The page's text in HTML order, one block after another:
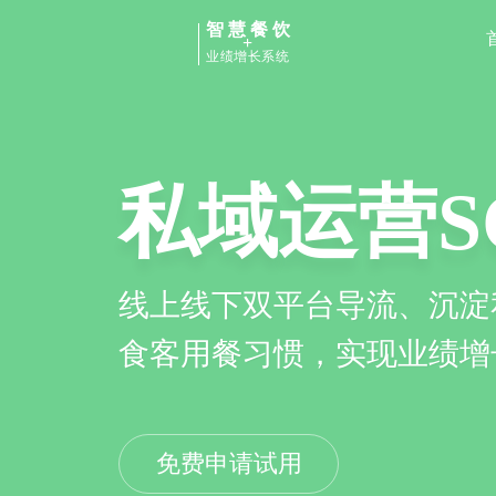
智慧餐饮
+
业绩增长系统
私域运营
线上线下双平台导流、沉
食客用餐习惯，实现业绩增
免费申请试用